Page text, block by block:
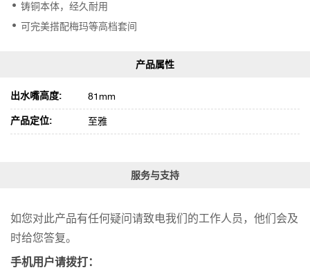
铸铜本体，经久耐用
可完美搭配梅玛等高档套间
出水嘴高度: 81mm
产品定位: 至雅
服务与支持
如您对此产品有任何疑问请致电我们的工作人员，他们会及
时给您答复。
手机用户请拨打：